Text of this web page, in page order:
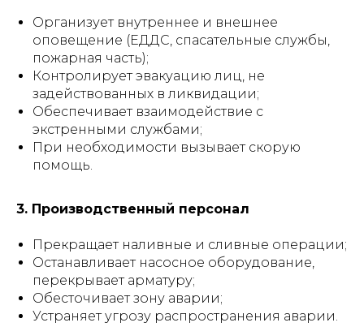
Организует внутреннее и внешнее
оповещение (ЕДДС, спасательные службы,
пожарная часть);
Контролирует эвакуацию лиц, не
задействованных в ликвидации;
Обеспечивает взаимодействие с
экстренными службами;
При необходимости вызывает скорую
помощь.
3. Производственный персонал
Прекращает наливные и сливные операции;
Останавливает насосное оборудование,
перекрывает арматуру;
Обесточивает зону аварии;
Устраняет угрозу распространения аварии.